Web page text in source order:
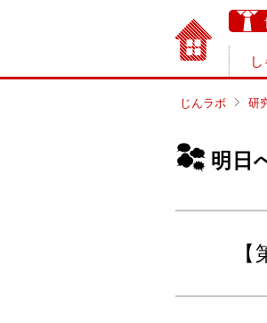
じんラボ 研
明日